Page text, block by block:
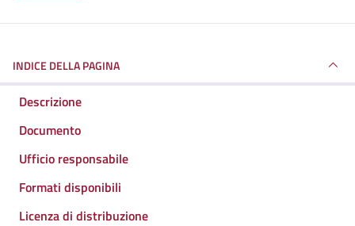
INDICE DELLA PAGINA
Descrizione
Documento
Ufficio responsabile
Formati disponibili
Licenza di distribuzione